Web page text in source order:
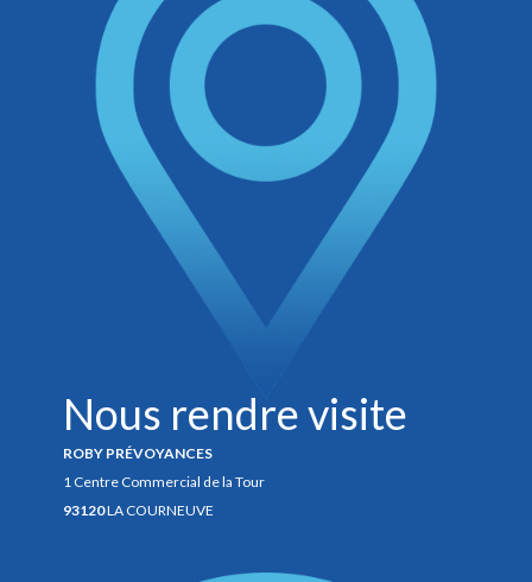
Nous rendre visite
ROBY PRÉVOYANCES
1 Centre Commercial de la Tour
93120LA COURNEUVE